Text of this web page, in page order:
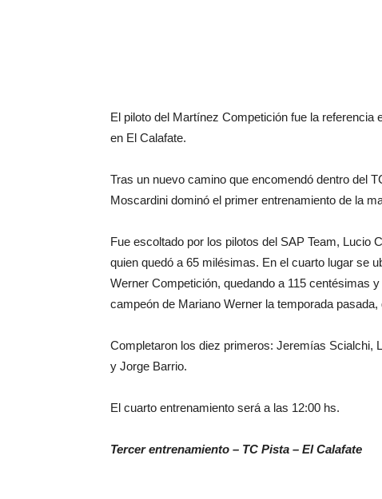
El piloto del Martínez Competición fue la
en El Calafate.
Tras un nuevo camino que encomendó dentro del
Moscardini dominó el primer entrenamiento de la
Fue escoltado por los pilotos del SAP Team, Lucio
quien quedó a 65 milésimas. En el cuarto lugar se
Werner Competición, quedando a 115 centésimas
campeón de Mariano Werner la temporada
Completaron los diez primeros: Jeremías Scialchi,
y Jorge Barrio.
El cuarto entrenamiento será a las 12:00 hs.
Tercer entrenamiento – TC Pista – El Calafate